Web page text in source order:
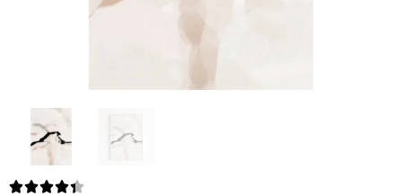
